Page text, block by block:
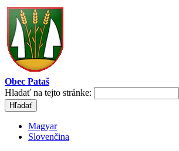
Obec Pataš
Hladať na tejto stránke:
Magyar
Slovenčina